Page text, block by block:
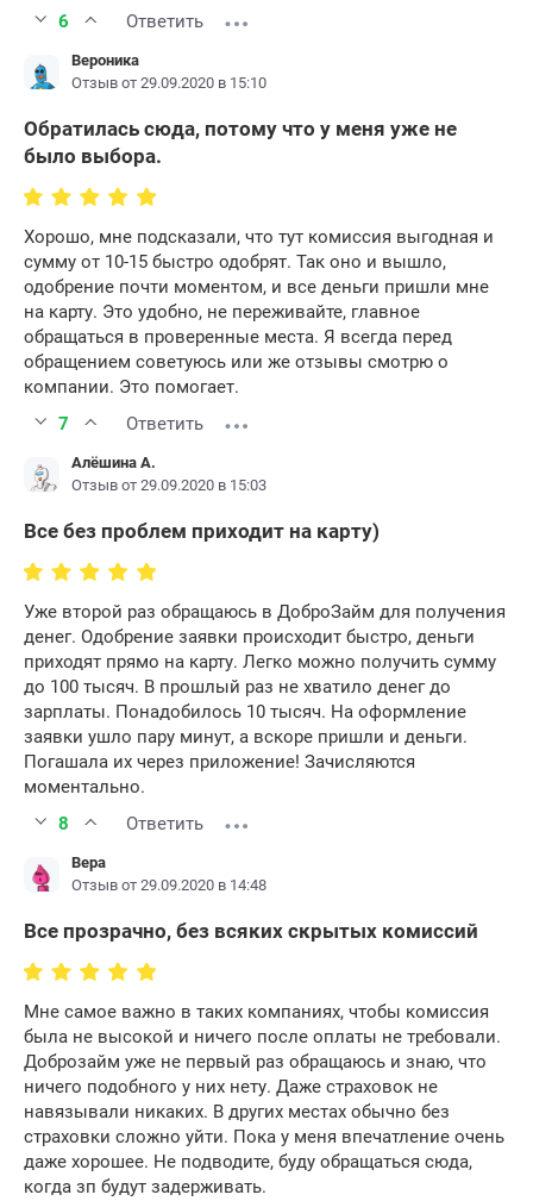
6 Ответить
Вероника
Отзыв от 29.09.2020 в 15:10
Обратилась сюда, потому что у меня уже не
было выбора.
Хорошо, мне подсказали, что тут комиссия выгодная и
сумму от 10-15 быстро одобрят. Так оно и вышло,
одобрение почти моментом, и все деньги пришли мне
на карту. Это удобно, не переживайте, главное
обращаться в проверенные места. Я всегда перед
обращением советуюсь или же отзывы смотрю о
компании. Это помогает.
7
Ответить
Алёшина А.
Отзыв от 29.09.2020 в 15:03
Все без проблем приходит на карту)
Уже второй раз обращаюсь в ДоброЗайм для получения
денег. Одобрение заявки происходит быстро, деньги
приходят прямо на карту. Легко можно получить сумму
до 100 тысяч. В прошлый раз не хватило денег до
зарплаты. Понадобилось 10 тысяч. На оформление
заявки ушло пару минут, а вскоре пришли и деньги.
Погашала их через приложение! Зачисляются
моментально.
8
Ответить
Вера
Отзыв от 29.09.2020 в 14:48
Все прозрачно, без всяких скрытых комиссий
Мне самое важно в таких компаниях, чтобы комиссия
была не высокой и ничего после оплаты не требовали.
Доброзайм уже не первый раз обращаюсь и знаю, что
ничего подобного у них нету. Даже страховок не
навязывали никаких. В других местах обычно без
страховки сложно уйти. Пока у меня впечатление очень
даже хорошее. Не подводите, буду обращаться сюда,
когда зп будут задерживать.